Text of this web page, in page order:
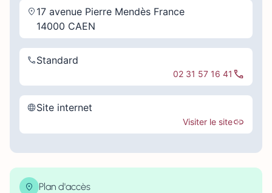
17 avenue Pierre Mendès France
14000 CAEN
Standard
02 31 57 16 41
Site internet
Visiter le site
Plan d'accès